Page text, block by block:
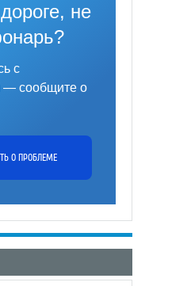
не
с
— сообщите о
О ПРОБЛЕМЕ